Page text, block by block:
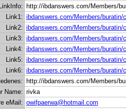
LinkInfo:
http://ibdanswers.com/Members/
Link1: ibdanswers.com/Members/buratin/
Link2: ibdanswers.com/Members/buratin/
Link3: ibdanswers.com/Members/buratin/
Link4: ibdanswers.com/Members/buratin/
Link5: ibdanswers.com/Members/buratin/
Link6: ibdanswers.com/Members/buratin/
http://ibdanswers.com/Members/
Name: rivka
eMail: owifpaerwa@hotmail.com